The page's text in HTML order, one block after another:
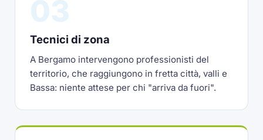
Tecnici di zona
A Bergamo intervengono professionisti del
territorio, che raggiungono in fretta città, valli e
Bassa: niente attese per chi "arriva da fuori".